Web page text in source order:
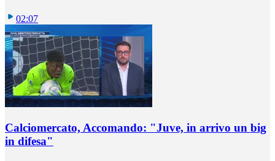
02:07
Calciomercato, Accomando: "Juve, in arrivo un big
in difesa"